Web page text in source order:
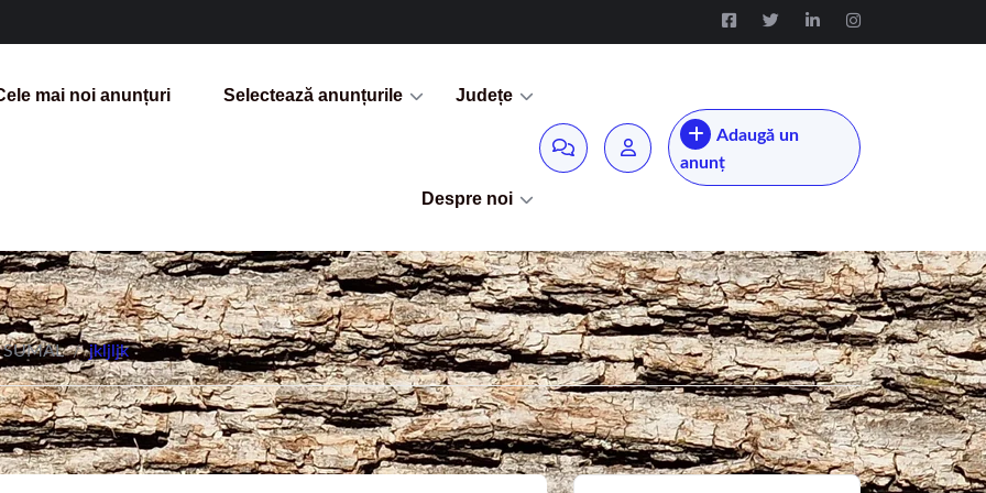
mai noi anunțuri Selectează anunțurile Județe
Despre noi
Adaugă un
anunț
SUMAL / jkljljk